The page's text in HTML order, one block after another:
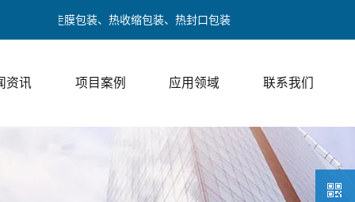
下走膜包装、热收缩包装、热封口包装
资讯 项目案例 应用领域 联系我们